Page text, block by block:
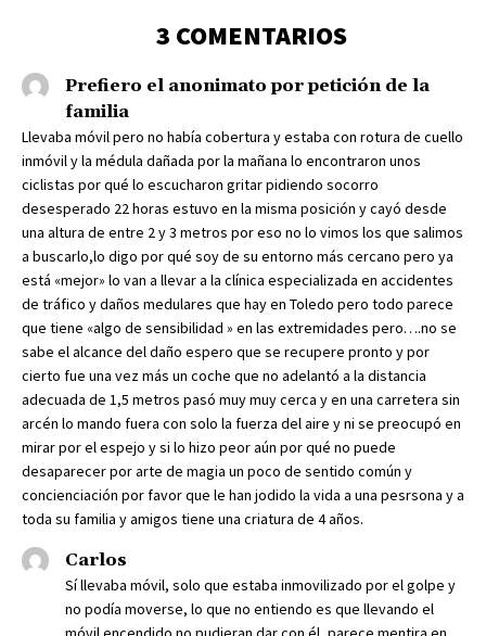
3 COMENTARIOS
Prefiero el anonimato por petición de la
familia
Llevaba móvil pero no había cobertura y estaba con rotura de cuello
inmóvil y la médula dañada por la mañana lo encontraron unos
ciclistas por qué lo escucharon gritar pidiendo socorro
desesperado 22 horas estuvo en la misma posición y cayó desde
una altura de entre 2 y 3 metros por eso no lo vimos los que salimos
a buscarlo,lo digo por qué soy de su entorno más cercano pero ya
está «mejor» lo van a llevar a la clínica especializada en accidentes
de tráfico y daños medulares que hay en Toledo pero todo parece
que tiene «algo de sensibilidad » en las extremidades pero….no se
sabe el alcance del daño espero que se recupere pronto y por
cierto fue una vez más un coche que no adelantó a la distancia
adecuada de 1,5 metros pasó muy muy cerca y en una carretera sin
arcén lo mando fuera con solo la fuerza del aire y ni se preocupó en
mirar por el espejo y si lo hizo peor aún por qué no puede
desaparecer por arte de magia un poco de sentido común y
concienciación por favor que le han jodido la vida a una pesrsona y a
toda su familia y amigos tiene una criatura de 4 años.
Carlos
Sí llevaba móvil, solo que estaba inmovilizado por el golpe y
no podía moverse, lo que no entiendo es que llevando el